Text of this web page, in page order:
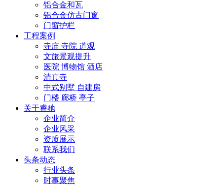
铝合金和瓦
铝合金仿古门窗
门窗护栏
工程案例
寺庙 寺院 道观
文旅景观提升
医院 博物馆 酒店
清真寺
中式别墅 自建房
门楼 廊桥 亭子
关于睿驰
企业简介
企业风采
资质展示
联系我们
头条动态
行业头条
时事聚焦